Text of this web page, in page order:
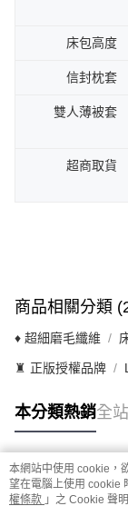
床包高度
信封枕套
雙人薄被套
超商取貨
商品相關分類
♦ 超細磨毛纖維
♜ 正版授權品牌
本分類熱銷全
熱門標籤
本網站中使用 cookie，
望在電腦上使用 cookie
權條款 」之 Cookie 聲